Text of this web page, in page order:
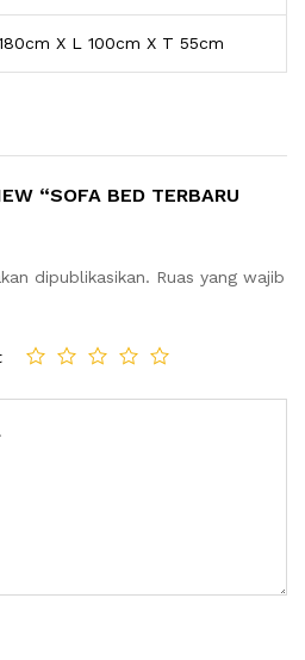
X L 100cm X T 55cm
“SOFA BED TERBARU
dipublikasikan. Ruas yang wajib